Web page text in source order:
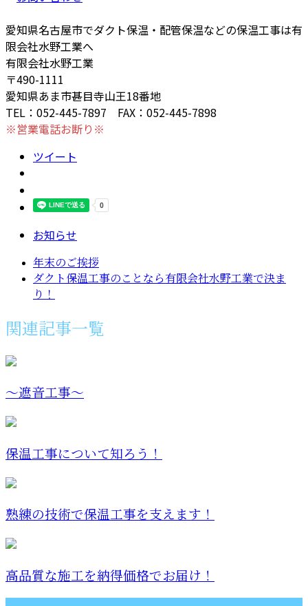
愛知県名古屋市でダクト保温・配管保温などの保温工事は有
限会社水野工業へ
有限会社水野工業
〒490-1111
愛知県あま市甚目寺山王18番地
TEL：052-445-7897 FAX：052-445-7898
※営業電話お断り※
ツイート
お知らせ
年末のご挨拶
ダクト保温工事のことなら有限会社水野工業で決ま
り！
関連記事一覧
～遮音工事～
保温工事について知ろう！
熟練の技術で保温工事を支えます！
高品質な施工を納得価格でお届け！